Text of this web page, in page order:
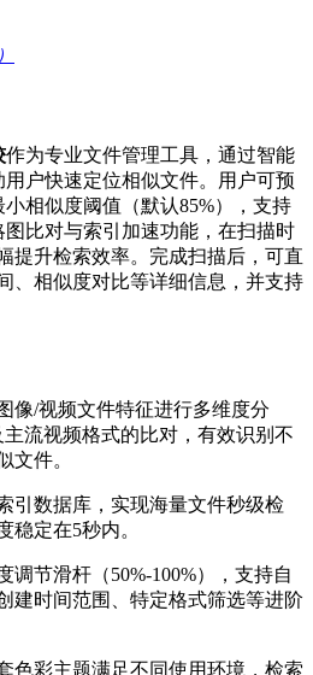
作为专业文件管理工具，通过智能
用户快速定位相似文件。用户可预
小相似度阈值（默认85%），支持
图比对与索引加速功能，在扫描时
提升检索效率。完成扫描后，可直
、相似度对比等详细信息，并支持
像/视频文件特征进行多维度分
主流视频格式的比对，有效识别不
文件。
引数据库，实现海量文件秒级检
稳定在5秒内。
调节滑杆（50%-100%），支持自
建时间范围、特定格式筛选等进阶
色彩主题满足不同使用环境，检索